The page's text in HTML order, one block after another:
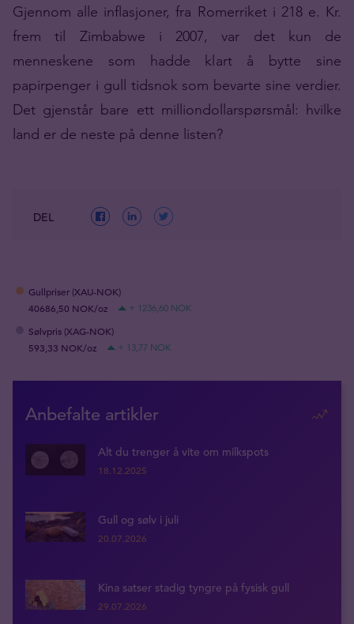
Gjennom alle inflasjoner, fra Romerriket i 218 e. Kr.
frem til Zimbabwe i 2007, var det kun de
menneskene som hadde klart å bytte sine
papirpenger i gull tidsnok som bevarte sine verdier.
Det gjenstår bare ett milliondollarspørsmål: hvilke
land er de neste på denne listen?
DEL
Gullpriser (XAU-NOK)
40686,50 NOK/oz
+ 1236,60 NOK
Sølvpris (XAG-NOK)
593,33 NOK/oz
+ 13,77 NOK
Anbefalte artikler
Alt du trenger å vite om milkspots
18.12.2025
Gull og sølv i juli
20.07.2026
Kina satser stadig tyngre på fysisk gull
29.07.2026